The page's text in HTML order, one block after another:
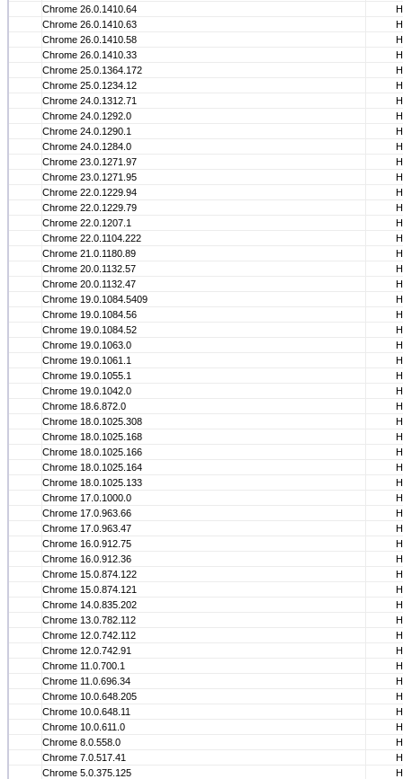
Chrome 26.0.1410.64
Chrome 26.0.1410.63
Chrome 26.0.1410.58
Chrome 26.0.1410.33
Chrome 25.0.1364.172
Chrome 25.0.1234.12
Chrome 24.0.1312.71
Chrome 24.0.1292.0
Chrome 24.0.1290.1
Chrome 24.0.1284.0
Chrome 23.0.1271.97
Chrome 23.0.1271.95
Chrome 22.0.1229.94
Chrome 22.0.1229.79
Chrome 22.0.1207.1
Chrome 22.0.1104.222
Chrome 21.0.1180.89
Chrome 20.0.1132.57
Chrome 20.0.1132.47
Chrome 19.0.1084.5409
Chrome 19.0.1084.56
Chrome 19.0.1084.52
Chrome 19.0.1063.0
Chrome 19.0.1061.1
Chrome 19.0.1055.1
Chrome 19.0.1042.0
Chrome 18.6.872.0
Chrome 18.0.1025.308
Chrome 18.0.1025.168
Chrome 18.0.1025.166
Chrome 18.0.1025.164
Chrome 18.0.1025.133
Chrome 17.0.1000.0
Chrome 17.0.963.66
Chrome 17.0.963.47
Chrome 16.0.912.75
Chrome 16.0.912.36
Chrome 15.0.874.122
Chrome 15.0.874.121
Chrome 14.0.835.202
Chrome 13.0.782.112
Chrome 12.0.742.112
Chrome 12.0.742.91
Chrome 11.0.700.1
Chrome 11.0.696.34
Chrome 10.0.648.205
Chrome 10.0.648.11
Chrome 10.0.611.0
Chrome 8.0.558.0
Chrome 7.0.517.41
Chrome 5.0.375.125